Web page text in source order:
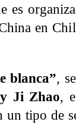
es
en
blanca”,
Ji Zhao,
tipo de